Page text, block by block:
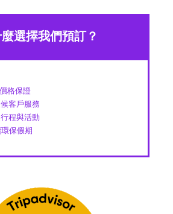
選擇我們預訂？
格保證
客戶服務
程與活動
保假期